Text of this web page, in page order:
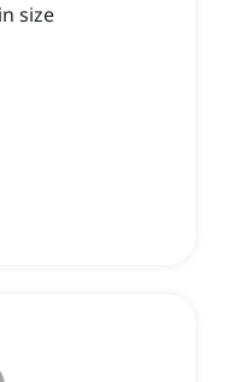
size